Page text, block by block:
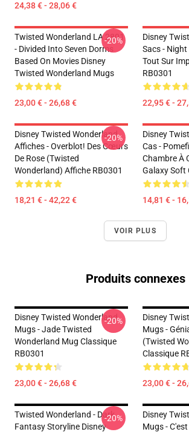
24,38 € - 28,06 €
Twisted Wonderland LA 2801
- Divided Into Seven Dorms
Based On Movies Disney
Twisted Wonderland Mugs
23,00 € - 26,68 €
-20%
Disney
Sacs - Night
Tout Sur
RB0301
22,95 € -
Disney Twisted Wonderland
Affiches - Overblot! Des Cœurs
De Rose (Twisted
Wonderland) Affiche RB0301
18,21 € - 42,22 €
-20%
Disney
Cas -
Chambre À
Galaxy Soft
14,81 € -
VOIR PLUS
Produits connexes
Disney Twisted Wonderland
Mugs - Jade Twisted
Wonderland Mug Classique
RB0301
23,00 € - 26,68 €
-20%
Disney
Mugs -
(Twisted
Classique
23,00 € -
Twisted Wonderland - Dark
Fantasy Storyline Disney
-20%
Disney
Mugs -